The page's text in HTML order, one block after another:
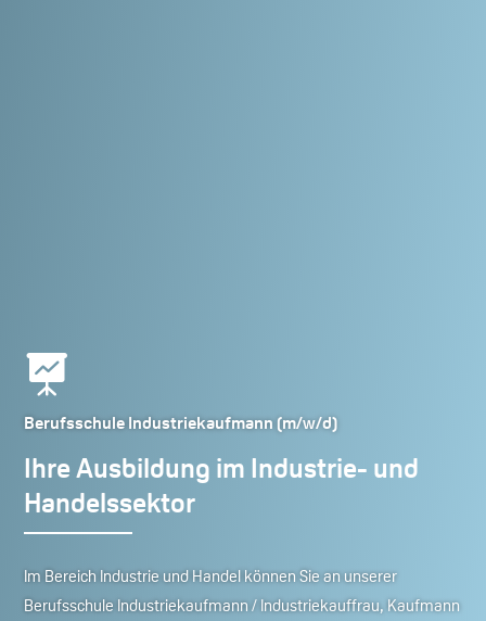

Berufsschule Industriekaufmann (m/w/d)
Ihre Ausbildung im Industrie- und
Handelssektor
Im Bereich Industrie und Handel können Sie an unserer
Berufsschule Industriekaufmann / Industriekauffrau, Kaufmann